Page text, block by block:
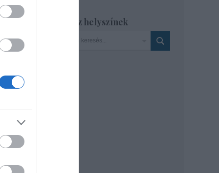
Szinház helyszínek